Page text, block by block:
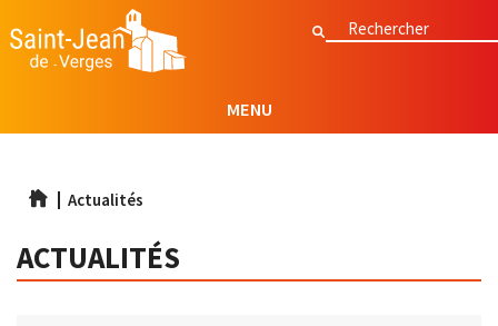
au
contenu
Rechercher
Rechercher
MENU
Actualités
ACTUALITÉS